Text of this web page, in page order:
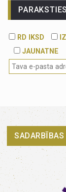
RD IKSD
JAUNATNE
SADARBĪBAS